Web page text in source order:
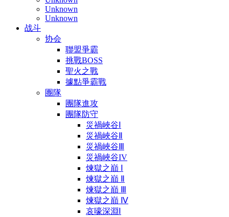
Unknown
Unknown
战斗
协会
聯盟爭霸
挑戰BOSS
聖火之戰
據點爭霸戰
團隊
團隊進攻
團隊防守
災禍峽谷Ⅰ
災禍峽谷Ⅱ
災禍峽谷Ⅲ
災禍峽谷IV
煉獄之巔 Ⅰ
煉獄之巔 Ⅱ
煉獄之巔 Ⅲ
煉獄之巔 Ⅳ
哀嚎深淵Ⅰ